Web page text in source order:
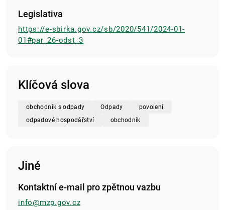
Legislativa
https://e-sbirka.gov.cz/sb/2020/541/2024-01-
01#par_26-odst_3
Klíčová slova
obchodník s odpady Odpady
povolení
odpadové hospodářství
obchodník
Jiné
Kontaktní e-mail pro zpětnou vazbu
info@mzp.gov.cz